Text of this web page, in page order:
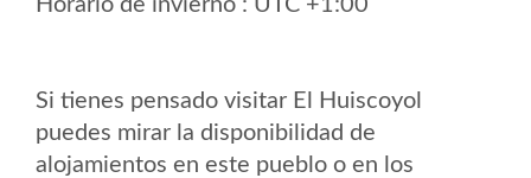
Horario de invierno : UTC +1:00
Si tienes pensado visitar El Huiscoyol
puedes mirar la disponibilidad de
alojamientos en este pueblo o en los